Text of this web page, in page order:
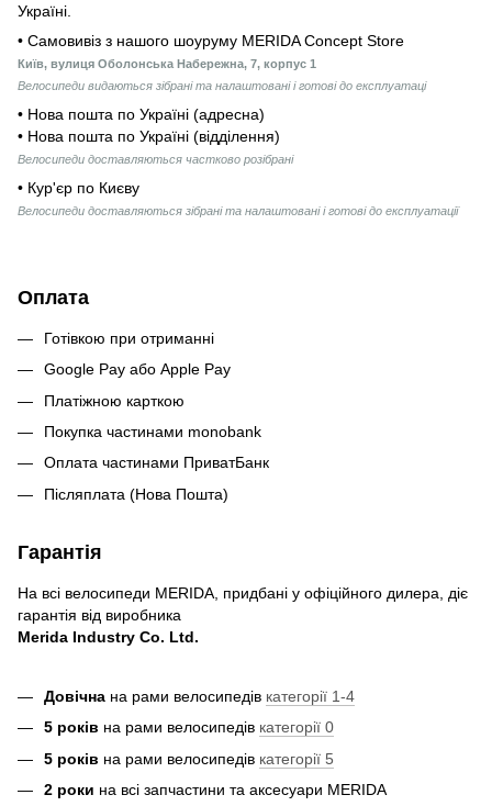
Україні.
• Самовивіз з нашого шоуруму MERIDA Concept Store
Київ, вулиця Оболонська Набережна, 7, корпус 1
Велосипеди видаються зібрані та налаштовані і готові до експлуатаці
• Нова пошта по Україні (адресна)
• Нова пошта по Україні (відділення)
Велосипеди доставляються частково розібрані
• Кур'єр по Києву
Велосипеди доставляються зібрані та налаштовані і готові до експлуатації
Оплата
Готівкою при отриманні
Google Pay або Apple Pay
Платіжною карткою
Покупка частинами monobank
Оплата частинами ПриватБанк
Післяплата (Нова Пошта)
Гарантія
На всі велосипеди MERIDA, придбані у офіційного дилера, діє
гарантія від виробника
Merida Industry Co. Ltd.
Довічна на рами велосипедів категорії 1-4
5 років на рами велосипедів категорії 0
5 років на рами велосипедів категорії 5
2 роки на всі запчастини та аксесуари MERIDA